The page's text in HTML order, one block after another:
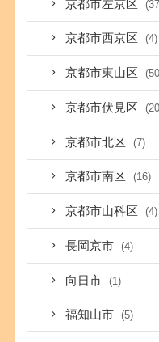
京都市左京区
京都市西京区 (4)
京都市東山区
京都市伏見区
京都市北区 (7)
京都市南区 (16)
京都市山科区 (4)
長岡京市 (4)
向日市 (1)
福知山市 (5)